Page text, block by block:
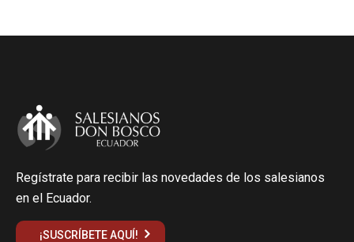
Regístrate para recibir las novedades de los salesianos
en el Ecuador.
¡SUSCRÍBETE AQUÍ!